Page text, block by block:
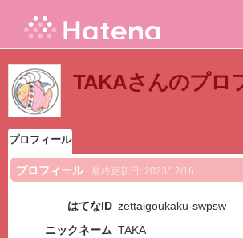
TAKAさんのプロ
プロフィール
プロフィール 最終更新日: 2023/12/16
はてなID zettaigoukaku-swpsw
ニックネーム TAKA